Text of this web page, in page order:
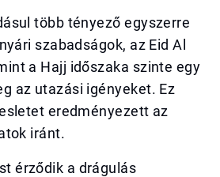
több tényező egyszerre
szabadságok, az Eid Al
a Hajj időszaka szinte egy
az utazási igényeket. Ez
eredményezett az
iránt.
érződik a drágulás